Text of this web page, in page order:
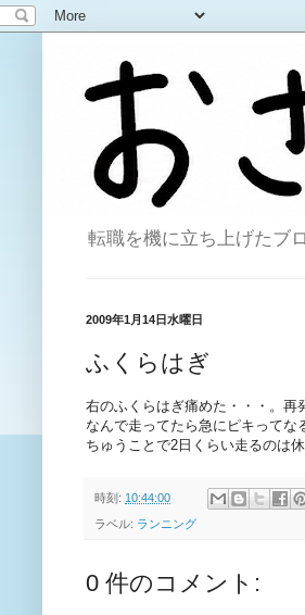
転職を機に立ち上げたブ
2009年1月14日水曜日
ふくらはぎ
右のふくらはぎ痛めた・・・。再
なんで走ってたら急にピキってな
ちゅうことで2日くらい走るのは休
時刻: 10:44:00
ラベル: ランニング
0 件のコメント: